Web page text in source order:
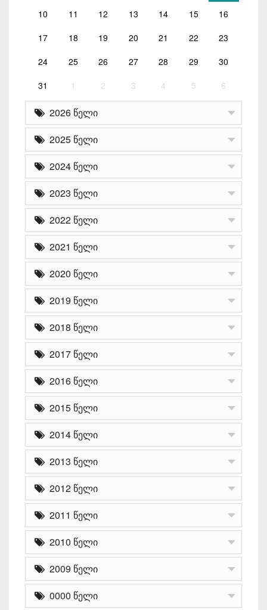
10 11 12 13 14 15 16
17 18 19 20 21 22 23
24 25 26 27 28 29 30
31 1 2 3 4 5 6
2026 წელი
2025 წელი
2024 წელი
2023 წელი
2022 წელი
2021 წელი
2020 წელი
2019 წელი
2018 წელი
2017 წელი
2016 წელი
2015 წელი
2014 წელი
2013 წელი
2012 წელი
2011 წელი
2010 წელი
2009 წელი
0000 წელი